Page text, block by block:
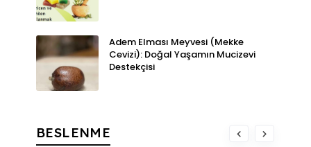
Adem Elması Meyvesi (Mekke
Cevizi): Doğal Yaşamın Mucizevi
Destekçisi
BESLENME